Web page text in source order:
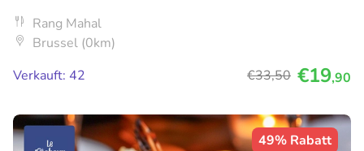
Rang Mahal
Brussel (0km)
Verkauft: 42
€33,50 €19,90
49% Rabatt